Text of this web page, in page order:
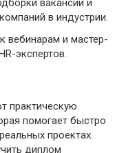
вакансий и
в индустрии.
вебинарам и мастер-
экспертов.
практическую
помогает быстро
проектах.
диплом